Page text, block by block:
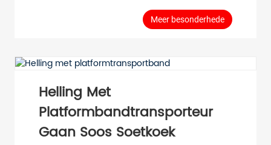
of aangepas 1000 1000 1500 Vlekvrye staal
koolstofstaal aluminiumlegering Vlekvrye
staal koolstofstaal aluminiumlegering
rubber Voedsel 1500 1500 2000 2000 2000
2500 2500 2500 3000 3000 3000 3500 4000
5...
Meer besonderhede
Helling Met
Platformbandtransporteur
Gaan Soos Soetkoek